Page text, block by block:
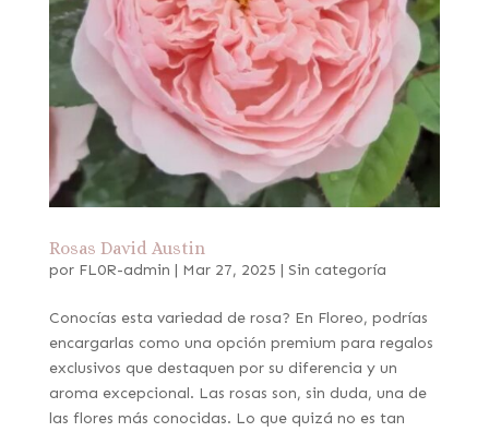
Rosas David Austin
por FL0R-admin | Mar 27, 2025 | Sin categoría
Conocías esta variedad de rosa? En Floreo, podrías
encargarlas como una opción premium para regalos
exclusivos que destaquen por su diferencia y un
aroma excepcional. Las rosas son, sin duda, una de
las flores más conocidas. Lo que quizá no es tan